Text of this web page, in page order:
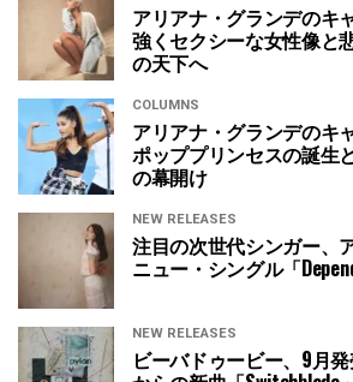
アリアナ・グランデのキ
強くセクシーな女性像と
の天下へ
COLUMNS
アリアナ・グランデのキ
ポッププリンセスの誕生
の幕開け
NEW RELEASES
注目の次世代シンガー、
ニュー・シングル「
NEW RELEASES
ビーバドゥービー、9月発